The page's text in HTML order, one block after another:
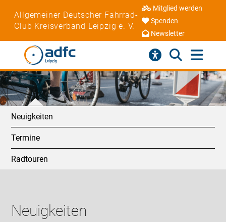
Allgemeiner Deutscher Fahrrad-
Club Kreisverband Leipzig e. V.
Mitglied werden
Spenden
Newsletter
Neuigkeiten
Termine
Radtouren
Neuigkeiten